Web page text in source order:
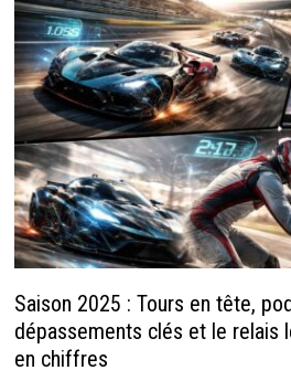
Saison 2025 : Tours en tête,
dépassements clés et le relais
en chiffres